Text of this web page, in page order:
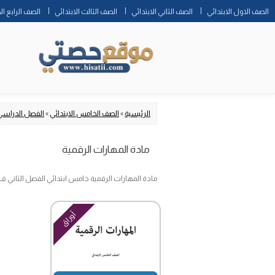
الصف الاول الابتدائي الصف الثاني الابتدائي الصف الثالث الابتدائي الصف الرابع
الرئيسية » الصف الخامس الابتدائي » الفصل
مادة المهارات الرقمية
مادة المهارات الرقمية خامس ابتدائي الفصل الثاني ف2 1447 الفترة الدراسي الثانية
أوراق